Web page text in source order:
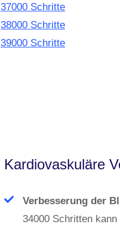
37000 Schritte
38000 Schritte
39000 Schritte
Kardiovaskuläre
Verbesserung der
34000 Schritten